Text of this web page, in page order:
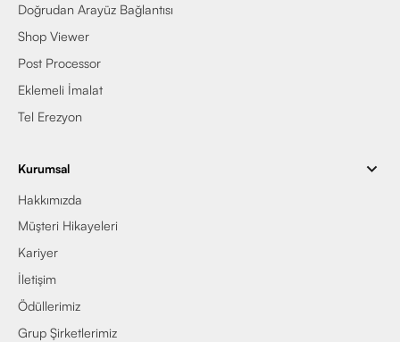
Doğrudan Arayüz Bağlantısı
Shop Viewer
Post Processor
Eklemeli İmalat
Tel Erezyon
Kurumsal
Hakkımızda
Müşteri Hikayeleri
Kariyer
İletişim
Ödüllerimiz
Grup Şirketlerimiz